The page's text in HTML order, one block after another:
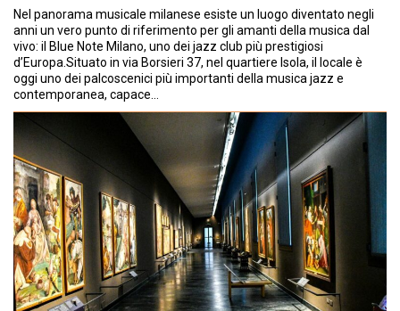
Nel panorama musicale milanese esiste un luogo diventato negli
anni un vero punto di riferimento per gli amanti della musica dal
vivo: il Blue Note Milano, uno dei jazz club più prestigiosi
d’Europa.Situato in via Borsieri 37, nel quartiere Isola, il locale è
oggi uno dei palcoscenici più importanti della musica jazz e
contemporanea, capace…